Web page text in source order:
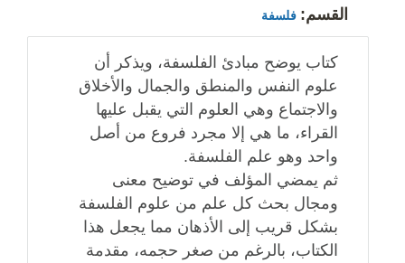
القسم: فلسفة
كتاب يوضح مبادئ الفلسفة، ويذكر أن
علوم النفس والمنطق والجمال والأخلاق
والاجتماع وهي العلوم التي يقبل عليها
القراء، ما هي إلا مجرد فروع من أصل
واحد وهو علم الفلسفة.
ثم يمضي المؤلف في توضيح معنى
ومجال بحث كل علم من علوم الفلسفة
بشكل قريب إلى الأذهان مما يجعل هذا
الكتاب، بالرغم من صغر حجمه، مقدمة